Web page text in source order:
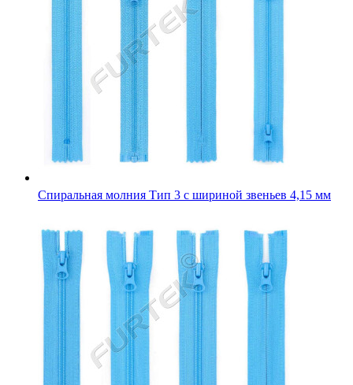
Спиральная молния Тип 3 с шириной звеньев 4,15 мм